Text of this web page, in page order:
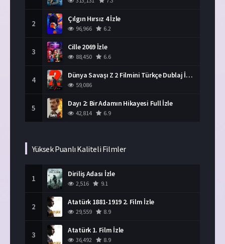
2 Çılgın Hırsız 4 İzle
96,966 6.2
3 Cille 2069 İzle
88,450 6.6
4 Dünya Savaşı Z 2 Filmini Türkçe Dublaj İzle
59,086
5 Dayı 2: Bir Adamın Hikayesi Full İzle
42,814 6.9
Yüksek Puanlı Kaliteli Filmler
1 Diriliş Adası İzle
2,516 9.1
2 Atatürk 1881-1919 2. Film İzle
29,559 8.9
3 Atatürk 1. Film İzle
36,492 8.9